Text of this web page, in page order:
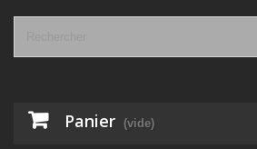
Panier (vide)